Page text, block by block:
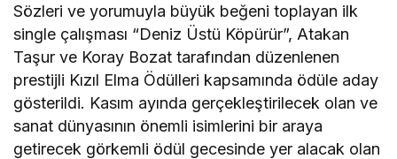
Sözleri ve yorumuyla büyük beğeni toplayan ilk
single çalışması “Deniz Üstü Köpürür”, Atakan
Taşur ve Koray Bozat tarafından düzenlenen
prestijli Kızıl Elma Ödülleri kapsamında ödüle aday
gösterildi. Kasım ayında gerçekleştirilecek olan ve
sanat dünyasının önemli isimlerini bir araya
getirecek görkemli ödül gecesinde yer alacak olan